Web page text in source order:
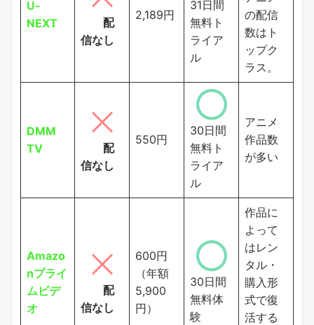
U-
NEXT
配
信なし
2,189円
31日間
無料ト
ライア
ル
の配信
数はト
ップク
ラス。
DMM
TV
配
信なし
550円
30日間
無料ト
ライア
ル
アニメ
作品数
が多い
Amazo
nプライ
ムビデ
オ
配
信なし
600円
（年額
5,900
円）
30日間
無料体
験
作品に
よって
はレン
タル・
購入形
式で復
活する